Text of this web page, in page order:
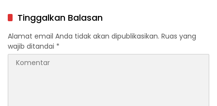
Kenyam
Tinggalkan Balasan
Alamat email Anda tidak akan dipublikasikan. Ruas yang
wajib ditandai *